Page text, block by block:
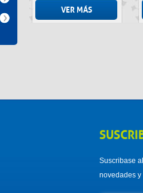
VER MÁS
Suscribase
novedades